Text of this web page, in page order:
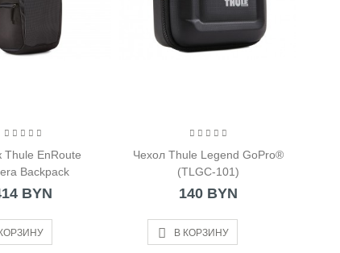
Thule EnRoute
Backpack
BYN
Чехол Thule Legend GoPro®
(TLGC-101)
140 BYN
В КОРЗИНУ